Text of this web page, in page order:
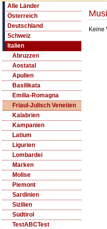
Alle Länder
Österreich
Deutschland
Schweiz
Italien
Abruzzen
Aostatal
Apulien
Basilikata
Emilia-Romagna
Friaul-Julisch Venetien
Kalabrien
Kampanien
Latium
Ligurien
Lombardei
Marken
Molise
Piemont
Sardinien
Sizilien
Südtirol
TestABCTest
Keine